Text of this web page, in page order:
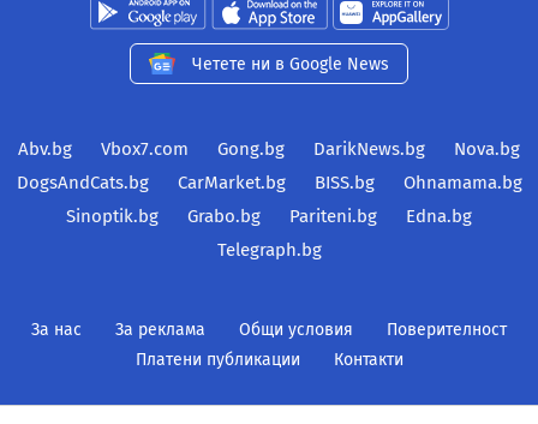
Четете ни в Google News
Abv.bg Vbox7.com Gong.bg DarikNews.bg
Nova.bg
DogsAndCats.bg
CarMarket.bg BISS.bg
Ohnamama.bg
Sinoptik.bg
Grabo.bg Pariteni.bg
Edna.bg
Telegraph.bg
За нас За реклама Общи условия
Поверителност
Платени публикации
Контакти